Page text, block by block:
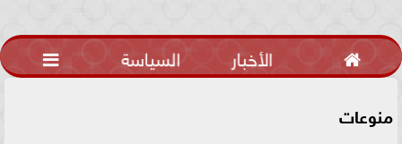
 الأخبار السياسة 
منوعات